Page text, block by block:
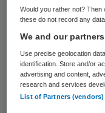
adviseur Ictivity
of medicijn?’
digitale
werknemers
Would you rather not? Then
these do not record any
We and our
Use precise geolocation
identification. Store and/or
advertising and content,
research and services
List of Partners (vendors)